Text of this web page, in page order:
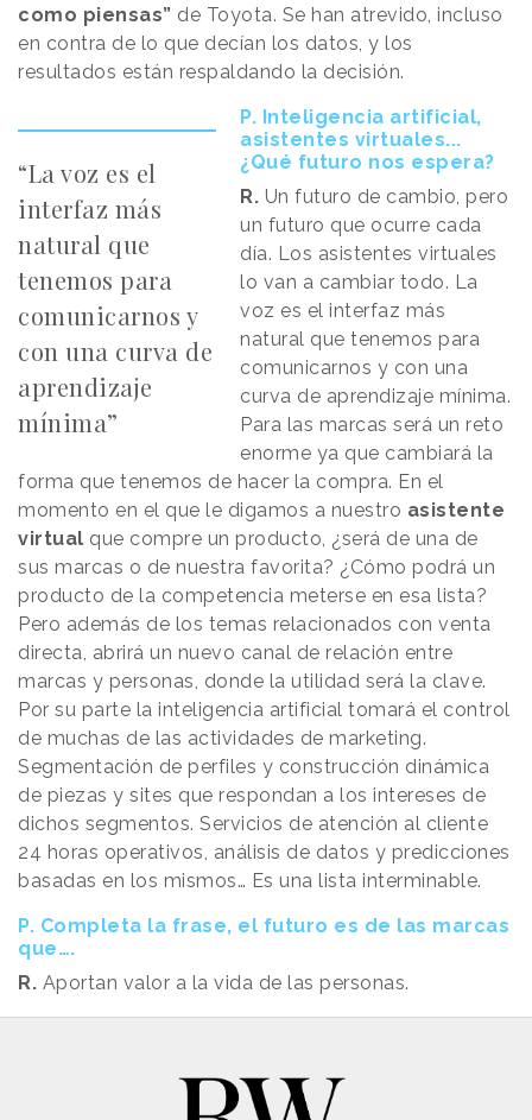
como piensas” de Toyota. Se han atrevido, incluso
en contra de lo que decían los datos, y los
resultados están respaldando la decisión.
“La voz es el
interfaz más
natural que
tenemos para
comunicarnos y
con una curva de
aprendizaje
mínima”
P. Inteligencia artificial,
asistentes virtuales...
¿Qué futuro nos espera?
R. Un futuro de cambio, pero
un futuro que ocurre cada
día. Los asistentes virtuales
lo van a cambiar todo. La
voz es el interfaz más
natural que tenemos para
comunicarnos y con una
curva de aprendizaje mínima.
Para las marcas será un reto
enorme ya que cambiará la
forma que tenemos de hacer la compra. En el
momento en el que le digamos a nuestro asistente
virtual que compre un producto, ¿será de una de
sus marcas o de nuestra favorita? ¿Cómo podrá un
producto de la competencia meterse en esa lista?
Pero además de los temas relacionados con venta
directa, abrirá un nuevo canal de relación entre
marcas y personas, donde la utilidad será la clave.
Por su parte la inteligencia artificial tomará el control
de muchas de las actividades de marketing.
Segmentación de perfiles y construcción dinámica
de piezas y sites que respondan a los intereses de
dichos segmentos. Servicios de atención al cliente
24 horas operativos, análisis de datos y predicciones
basadas en los mismos… Es una lista interminable.
P. Completa la frase, el futuro es de las marcas
que….
R. Aportan valor a la vida de las personas.